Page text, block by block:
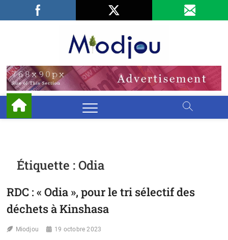
Facebook
LinkedIn
Étiquette :Odia
RDC : « Odia », pour le tri sélectif des
déchets à Kinshasa
Miodjou 19 octobre 2023